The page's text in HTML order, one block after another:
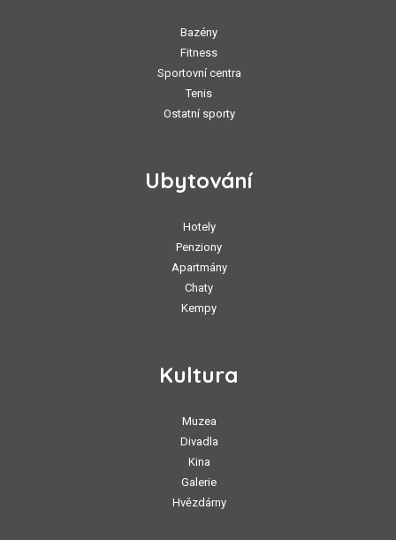
Bazény
Fitness
Sportovní centra
Tenis
Ostatní sporty
Ubytování
Hotely
Penziony
Apartmány
Chaty
Kempy
Kultura
Muzea
Divadla
Kina
Galerie
Hvězdárny